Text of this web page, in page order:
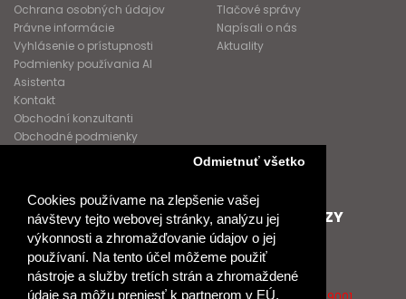
Cookies používame na zlepšenie vašej
návštevy tejto webovej stránky, analýzu jej
výkonnosti a zhromažďovanie údajov o jej
používaní. Na tento účel môžeme použiť
nástroje a služby tretích strán a zhromaždené
údaje sa môžu preniesť k partnerom v EÚ,
Odmietnuť všetko
Ochrana osobných údajov
Právne informácie
Vyhlásenie o prístupnosti
Podmienky používania AI
Asistenta
Kontakt
Obchodní konzultanti
Obchodné podmienky
Tlačové správy
Napísali o nás
Aktuality
SPOLUPRACUJEME
Podporujeme
Naše projekty
Spolupracujeme
ĎALŠIE ODKAZY
O Raabe
O Klett
Naši autori